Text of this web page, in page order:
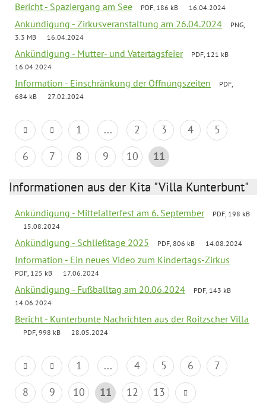
Bericht - Spaziergang am See PDF, 186 kB 16.04.2024
Ankündigung - Zirkusveranstaltung am 26.04.2024
PNG,
3.3 MB
16.04.2024
Ankündigung - Mutter- und Vatertagsfeier
PDF, 121 kB
16.04.2024
Information - Einschränkung der Öffnungszeiten
PDF,
684 kB
27.02.2024
1 ... 2 3 4
5
6
7 8 9 10 11
Informationen aus der Kita "Villa Kunterbunt"
Ankündigung - Mittelalterfest am 6. September
PDF, 198 kB
15.08.2024
Ankündigung - Schließtage 2025 PDF, 806 kB 14.08.2024
Information - Ein neues Video zum Kindertags-Zirkus
PDF, 125 kB 17.06.2024
Ankündigung - Fußballtag am 20.06.2024
PDF, 143 kB
14.06.2024
Bericht - Kunterbunte Nachrichten aus der Roitzscher Villa
PDF, 998 kB 28.05.2024
1 ... 4 5 6
7
8
9 10 11 12 13